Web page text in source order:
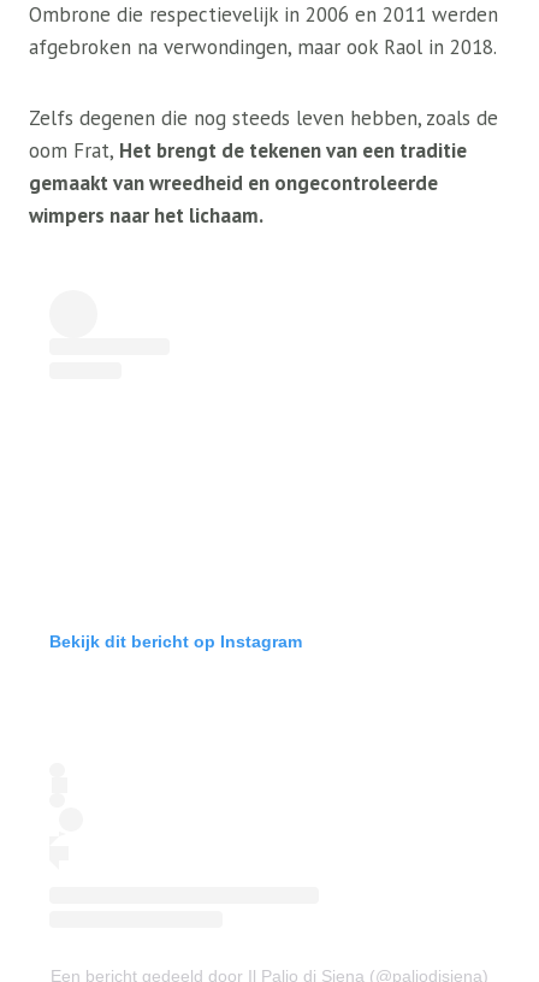
Ombrone die respectievelijk in 2006 en 2011 werden
afgebroken na verwondingen, maar ook Raol in 2018.
Zelfs degenen die nog steeds leven hebben, zoals de
oom Frat, Het brengt de tekenen van een traditie
gemaakt van wreedheid en ongecontroleerde
wimpers naar het lichaam.
Bekijk dit bericht op Instagram
Een bericht gedeeld door Il Palio di Siena (@paliodisiena)